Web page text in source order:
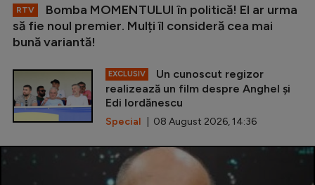
RTV
Bomba MOMENTULUI în politică! El ar urma
să fie noul premier. Mulți îl consideră cea mai
bună variantă!
EXCLUSIV
Un cunoscut regizor
realizează un film despre Anghel și
Edi Iordănescu
Special | 08 August 2026, 14:36